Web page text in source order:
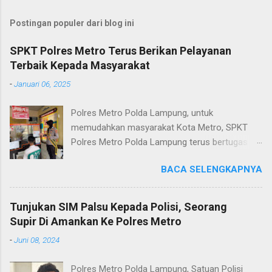
Postingan populer dari blog ini
SPKT Polres Metro Terus Berikan Pelayanan
Terbaik Kepada Masyarakat
-Januari 06, 2025
Polres Metro Polda Lampung, untuk
memudahkan masyarakat Kota Metro, SPKT
Polres Metro Polda Lampung terus bertugas
terkait layanan pengaduan, pelayanan SKCK dan
pelayanan Identifikasi sidik jari secara terpadu
kepada masyarakat. Senin (06/01/2025) Dalam
mewujudkan pelayanan prima kepolisian, SPKT
BACA SELENGKAPNYA
Tunjukan SIM Palsu Kepada Polisi, Seorang
Supir Di Amankan Ke Polres Metro
-Juni 08, 2024
Polres Metro Polda Lampung, Satuan Polisi